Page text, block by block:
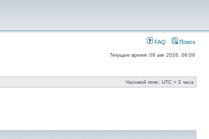
FAQ Поиск
Текущее время: 08 авг 2026, 06:06
Часовой пояс: UTC + 3 часа